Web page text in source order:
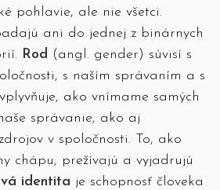
pohlavie, ale nie všetci.
ani do jednej z binárnych
Rod (angl. gender) súvisí s
s naším správaním a s
ako vnímame samých
správanie, ako aj
v spoločnosti. To, ako
chápu, prežívajú a vyjadrujú
identita je schopnosť človeka